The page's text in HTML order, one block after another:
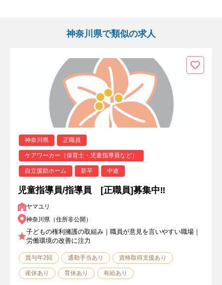
神奈川県で類似の求人
神奈川県 正職員
ケアワーカー（保育士・児童指導員など）
自立援助ホーム 新卒 中途
児童指導員/指導員 [正職員]募集中‼
ヤマユリ
神奈川県（住所非公開）
子どもの権利擁護の取組み｜職員が意見を言いやすい職場｜
労働環境の改善に注力
賞与年2回 通勤手当あり 資格取得支援あり
産休あり 育休あり 有給あり